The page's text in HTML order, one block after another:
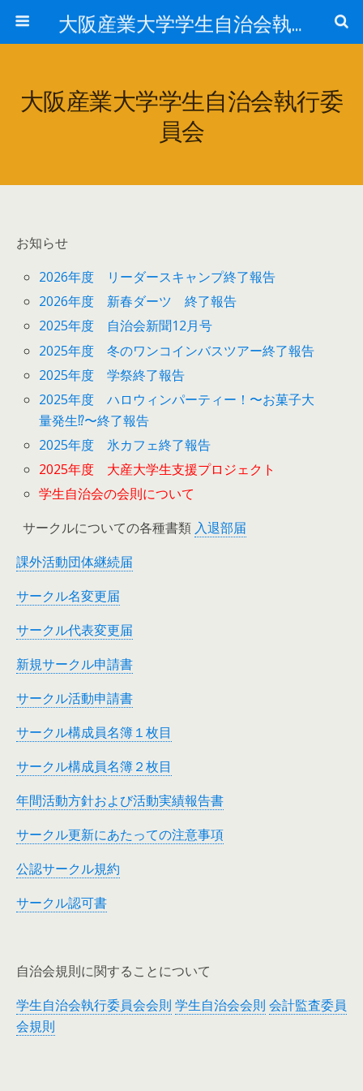
大阪産業大学学生自治会執行委員会
大阪産業大学学生自治会執行委
員会
お知らせ
2026年度 リーダースキャンプ終了報告
2026年度 新春ダーツ 終了報告
2025年度 自治会新聞12月号
2025年度 冬のワンコインバスツアー終了報告
2025年度 学祭終了報告
2025年度 ハロウィンパーティー！〜お菓子大
量発生⁉︎〜終了報告
2025年度 氷カフェ終了報告
2025年度 大産大学生支援プロジェクト
学生自治会の会則について
サークルについての各種書類 入退部届
課外活動団体継続届
サークル名変更届
サークル代表変更届
新規サークル申請書
サークル活動申請書
サークル構成員名簿１枚目
サークル構成員名簿２枚目
年間活動方針および活動実績報告書
サークル更新にあたっての注意事項
公認サークル規約
サークル認可書
自治会規則に関することについて
学生自治会執行委員会会則 学生自治会会則 会計監査委員
会規則